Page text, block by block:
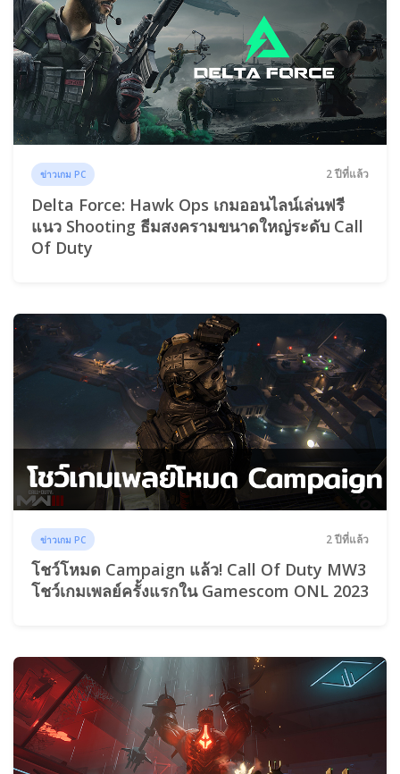
ข่าวเกม PC 2 ปีที่แล้ว
Delta Force: Hawk Ops เกมออนไลน์เล่นฟรี
แนว Shooting ธีมสงครามขนาดใหญ่ระดับ Call
Of Duty
ข่าวเกม PC 2 ปีที่แล้ว
โชว์โหมด Campaign แล้ว! Call Of Duty MW3
โชว์เกมเพลย์ครั้งแรกใน Gamescom ONL 2023